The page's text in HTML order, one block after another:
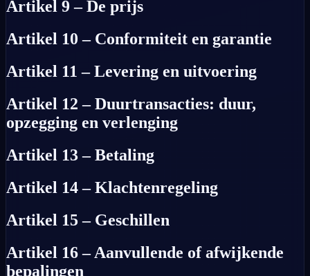
Artikel 9 – De prijs
Artikel 10 – Conformiteit en garantie
Artikel 11 – Levering en uitvoering
Artikel 12 – Duurtransacties: duur,
opzegging en verlenging
Artikel 13 – Betaling
Artikel 14 – Klachtenregeling
Artikel 15 – Geschillen
Artikel 16 – Aanvullende of afwijkende
bepalingen